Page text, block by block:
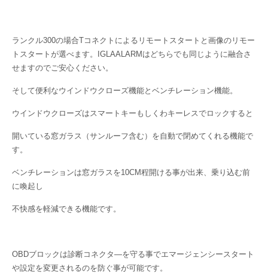
ランクル300の場合Tコネクトによるリモートスタートと画像のリモー
トスタートが選べます。IGLAALARMはどちらでも同じように融合さ
せますのでご安心ください。
そして便利なウインドウクローズ機能とベンチレーション機能。
ウインドウクローズはスマートキーもしくわキーレスでロックすると
開いている窓ガラス（サンルーフ含む）を自動で閉めてくれる機能で
す。
ベンチレーションは窓ガラスを10CM程開ける事が出来、乗り込む前
に喚起し
不快感を軽減できる機能です。
OBDブロックは診断コネクタ―を守る事でエマージェンシースタート
や設定を変更されるのを防ぐ事が可能です。